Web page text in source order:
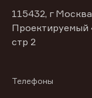
115432, г
Проектируемый
стр 2
Телефоны